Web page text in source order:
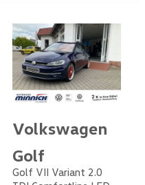
Volkswagen
Golf
Golf VII Variant 2.0